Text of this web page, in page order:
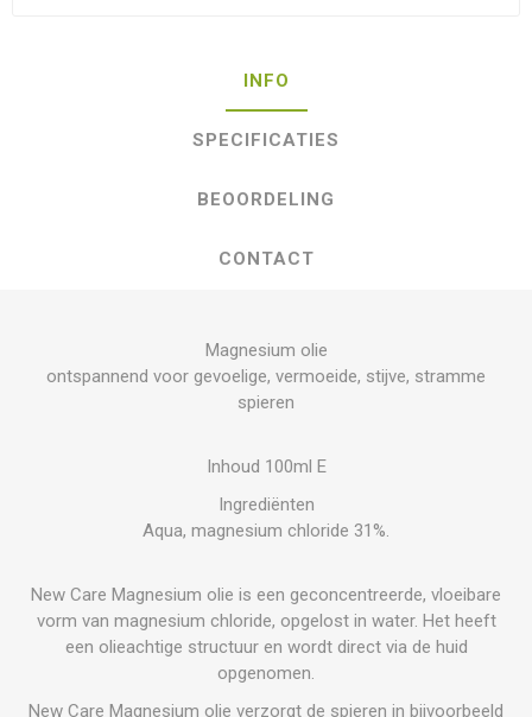
INFO
SPECIFICATIES
BEOORDELING
CONTACT
Magnesium olie
ontspannend voor gevoelige, vermoeide, stijve, stramme
spieren
Inhoud 100ml E
Ingrediënten
Aqua, magnesium chloride 31%.
New Care Magnesium olie is een geconcentreerde, vloeibare
vorm van magnesium chloride, opgelost in water. Het heeft
een olieachtige structuur en wordt direct via de huid
opgenomen.
New Care Magnesium olie verzorgt de spieren in bijvoorbeeld